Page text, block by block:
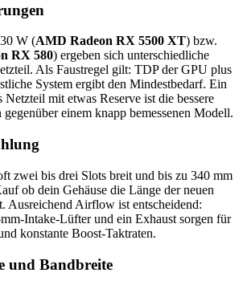
W (AMD Radeon RX 5500 XT) bzw.
RX 580) ergeben sich unterschiedliche
Als Faustregel gilt: TDP der GPU plus
System ergibt den Mindestbedarf. Ein
mit etwas Reserve ist die bessere
einem knapp bemessenen Modell.
zwei bis drei Slots breit und bis zu 340 mm
ob dein Gehäuse die Länge der neuen
Ausreichend Airflow ist entscheidend:
Intake-Lüfter und ein Exhaust sorgen für
konstante Boost-Taktraten.
und Bandbreite